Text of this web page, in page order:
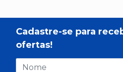
Cadastre-se para
ofertas!